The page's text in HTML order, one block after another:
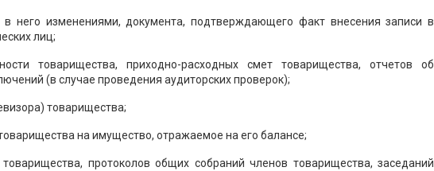
него изменениями, документа, подтверждающего факт внесения записи в
лиц;
товарищества, приходно-расходных смет товарищества, отчетов об
(в случае проведения аудиторских проверок);
товарищества;
на имущество, отражаемое на его балансе;
протоколов общих собраний членов товарищества, заседаний